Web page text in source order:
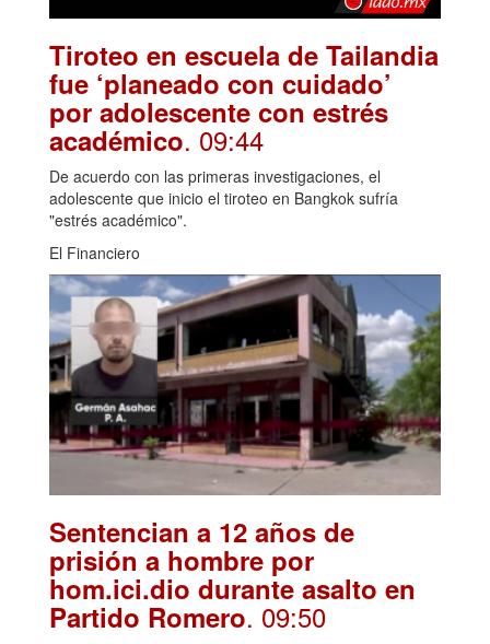
Tiroteo en escuela de Tailandia
fue ‘planeado con cuidado’
por adolescente con estrés
académico. 09:44
De acuerdo con las primeras investigaciones, el
adolescente que inicio el tiroteo en Bangkok sufría
"estrés académico".
El Financiero
Sentencian a 12 años de
prisión a hombre por
hom.ici.dio durante asalto en
Partido Romero. 09:50